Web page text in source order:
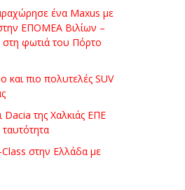
ένα Maxus με
ΕΠΟΜΕΑ Βιλίων –
φωτιά του Πόρτο
και πιο πολυτελές SUV
Dacia της Χαλκιάς ΕΠΕ
στην Ελλάδα με